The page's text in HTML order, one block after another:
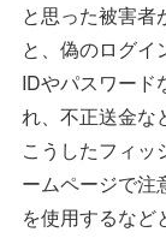
と思った被害者
と、偽のログイ
IDやパスワード
れ、不正送金な
こうしたフィッ
ームページで注
を使用するなど